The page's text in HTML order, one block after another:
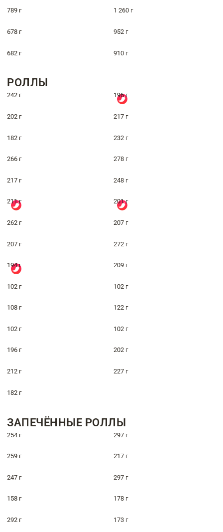
789 г 1 260 г
678 г 952 г
682 г 910 г
РОЛЛЫ
242 г 196 г
202 г 217 г
182 г 232 г
266 г 278 г
217 г 248 г
211 г 201 г
262 г 207 г
207 г 272 г
194 г 209 г
102 г 102 г
108 г 122 г
102 г 102 г
196 г 202 г
212 г 227 г
182 г
ЗАПЕЧЁННЫЕ РОЛЛЫ
254 г 297 г
259 г 217 г
247 г 297 г
158 г 178 г
292 г 173 г